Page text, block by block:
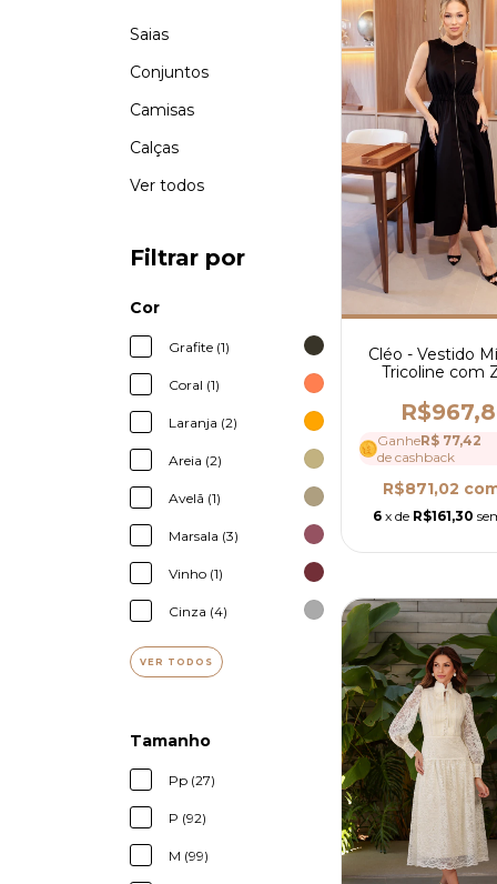
Saias
Conjuntos
Camisas
Calças
Ver todos
Filtrar por
Cor
Grafite (1)
Coral (1)
Laranja (2)
Areia (2)
Avelã (1)
Marsala (3)
Vinho (1)
Cinza (4)
VER TODOS
Tamanho
Pp (27)
P (92)
M (99)
Cléo - Vestido
Tricoline com
GanheR$ 77,42
de cashback
R$871,02
6 x de R$161,30